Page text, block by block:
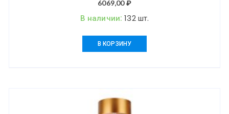
6069,00₽
В наличии:132 шт.
В КОРЗИНУ